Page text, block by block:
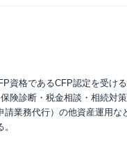
資格であるCFP認定を受け
険診断・税金相談・相続対
業務代行）の他資産運用